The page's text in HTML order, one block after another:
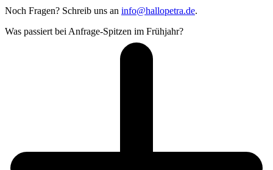
Noch Fragen? Schreib uns an info@hallopetra.de.
Was passiert bei Anfrage-Spitzen im Frühjahr?